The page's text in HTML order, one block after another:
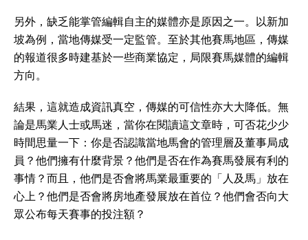
另外，缺乏能掌管編輯自主的媒體亦是原因之一。以新加
坡為例，當地傳媒受一定監管。至於其他賽馬地區，傳媒
的報道很多時建基於一些商業協定，局限賽馬媒體的編輯
方向。
結果，這就造成資訊真空，傳媒的可信性亦大大降低。無
論是馬業人士或馬迷，當你在閱讀這文章時，可否花少少
時間思量一下：你是否認識當地馬會的管理層及董事局成
員？他們擁有什麼背景？他們是否在作為賽馬發展有利的
事情？而且，他們是否會將馬業最重要的「人及馬」放在
心上？他們是否會將房地產發展放在首位？他們會否向大
眾公布每天賽事的投注額？